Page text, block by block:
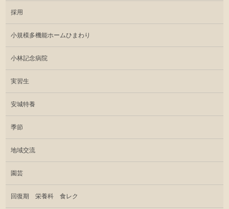
採用
小規模多機能ホームひまわり
小林記念病院
実習生
安城特養
季節
地域交流
園芸
回復期 栄養科 食レク